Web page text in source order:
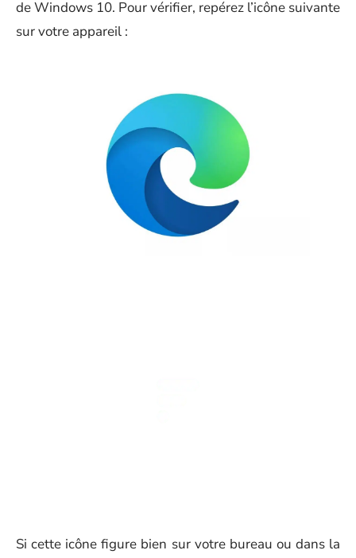
de Windows 10. Pour vérifier, repérez l’icône suivante
sur votre appareil :
Si cette icône figure bien sur votre bureau ou dans la